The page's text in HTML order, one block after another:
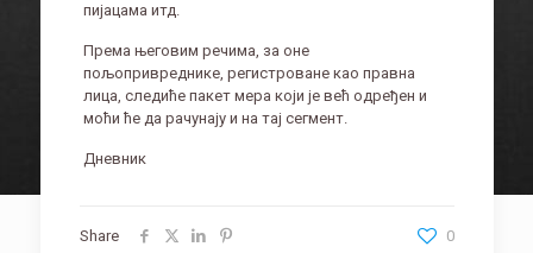
пијацама итд.
Према његовим речима, за оне
пољопривреднике, регистроване као правна
лица, следиће пакет мера који је већ одређен и
моћи ће да рачунају и на тај сегмент.
Дневник
Share 0